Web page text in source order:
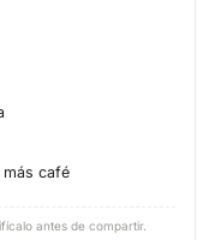
café
antes de compartir.